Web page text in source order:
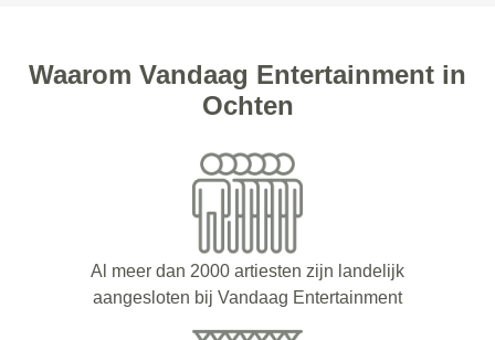
Waarom Vandaag Entertainment in
Ochten
Al meer dan 2000 artiesten zijn landelijk
aangesloten bij Vandaag Entertainment